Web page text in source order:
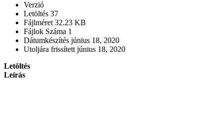
Verzió
Letöltés 37
Fájlméret 32.23 KB
Fájlok Száma 1
Dátumkészítés június 18, 2020
Utoljára frissített június 18, 2020
Letöltés
Leírás